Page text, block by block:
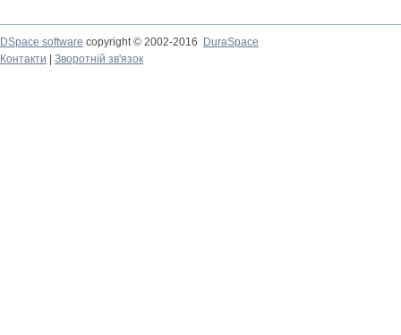
DSpace software copyright © 2002-2016
DuraSpace
Контакти
Зворотній зв'язок